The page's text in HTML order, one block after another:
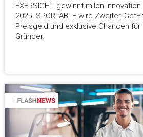
EXERSIGHT gewinnt milon
2025. SPORTABLE wird Zweiter,
Preisgeld und exklusive Chancen für
Gründer.